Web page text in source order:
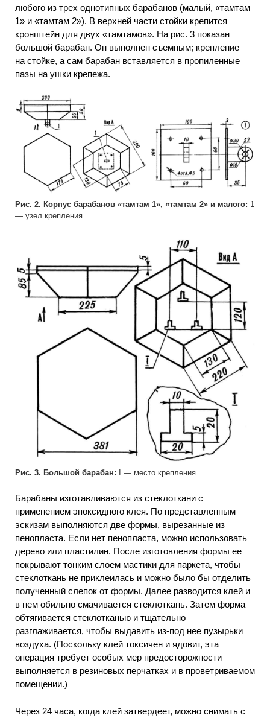
любого из трех однотипных барабанов (малый, «тамтам
1» и «тамтам 2»). В верхней части стойки крепится
кронштейн для двух «тамтамов». На рис. 3 показан
большой барабан. Он выполнен съемным; крепление —
на стойке, а сам барабан вставляется в пропиленные
пазы на ушки крепежа.
Рис. 2. Корпус барабанов «тамтам 1», «тамтам 2» и малого: 1
— узел крепления.
Рис. 3. Большой барабан: I — место крепления.
Барабаны изготавливаются из стеклоткани с
применением эпоксидного клея. По представленным
эскизам выполняются две формы, вырезанные из
пенопласта. Если нет пенопласта, можно использовать
дерево или пластилин. После изготовления формы ее
покрывают тонким слоем мастики для паркета, чтобы
стеклоткань не приклеилась и можно было бы отделить
полученный слепок от формы. Далее разводится клей и
в нем обильно смачивается стеклоткань. Затем форма
обтягивается стеклотканью и тщательно
разглаживается, чтобы выдавить из-под нее пузырьки
воздуха. (Поскольку клей токсичен и ядовит, эта
операция требует особых мер предосторожности —
выполняется в резиновых перчатках и в проветриваемом
помещении.)
Через 24 часа, когда клей затвердеет, можно снимать с